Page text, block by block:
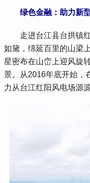
绿色金融：助力新
走进台江县台拱镇红
如黛，绵延百里的山梁
星密布在山峦上迎风旋
景。从2016年底开始，
力从台江红阳风电场源